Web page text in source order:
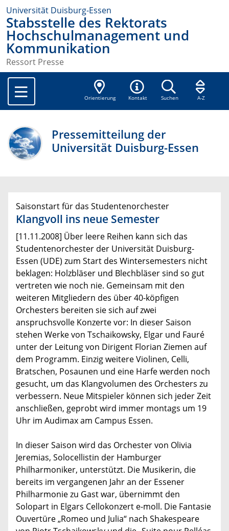
Universität Duisburg-Essen
Stabsstelle des Rektorats
Hochschulmanagement und
Kommunikation
Ressort Presse
Orientierung Kontakt Suchen A-Z
Pressemitteilung der
Universität Duisburg-Essen
Saisonstart für das Studentenorchester
Klangvoll ins neue Semester
[11.11.2008] Über leere Reihen kann sich das
Studentenorchester der Universität Duisburg-
Essen (UDE) zum Start des Wintersemesters nicht
beklagen: Holzbläser und Blechbläser sind so gut
vertreten wie noch nie. Gemeinsam mit den
weiteren Mitgliedern des über 40-köpfigen
Orchesters bereiten sie sich auf zwei
anspruchsvolle Konzerte vor: In dieser Saison
stehen Werke von Tschaikowsky, Elgar und Fauré
unter der Leitung von Dirigent Florian Ziemen auf
dem Programm. Einzig weitere Violinen, Celli,
Bratschen, Posaunen und eine Harfe werden noch
gesucht, um das Klangvolumen des Orchesters zu
verbessern. Neue Mitspieler können sich jeder Zeit
anschließen, geprobt wird immer montags um 19
Uhr im Audimax am Campus Essen.
In dieser Saison wird das Orchester von Olivia
Jeremias, Solocellistin der Hamburger
Philharmoniker, unterstützt. Die Musikerin, die
bereits im vergangenen Jahr an der Essener
Philharmonie zu Gast war, übernimmt den
Solopart in Elgars Cellokonzert e-moll. Die Fantasie
Ouvertüre „Romeo und Julia“ nach Shakespeare